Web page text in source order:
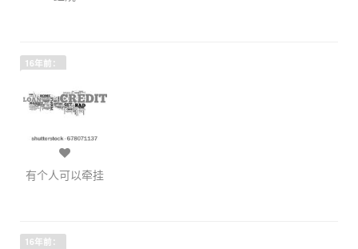
16年前：
有个人可以牵挂
16年前：